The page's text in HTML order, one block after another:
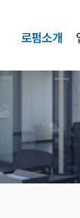
로펌소개